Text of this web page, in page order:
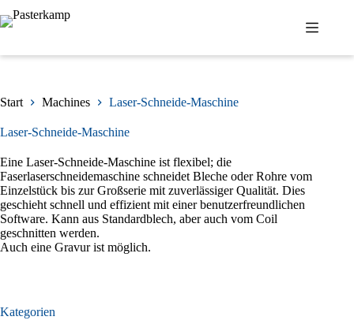
Inhalt
Start Machines Laser-Schneide-Maschine
Laser-Schneide-Maschine
Eine Laser-Schneide-Maschine ist flexibel; die
Faserlaserschneidemaschine schneidet Bleche oder Rohre vom
Einzelstück bis zur Großserie mit zuverlässiger Qualität. Dies
geschieht schnell und effizient mit einer benutzerfreundlichen
Software. Kann aus Standardblech, aber auch vom Coil
geschnitten werden.
Auch eine Gravur ist möglich.
Kategorien